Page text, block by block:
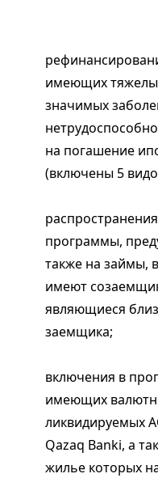
имеющих
значимых
на погашение
(включены 5
программы,
также на займы,
имеют
являющиеся
заемщика;
включения в
имеющих
ликвидируемых
Qazaq Banki, а
жилье которых